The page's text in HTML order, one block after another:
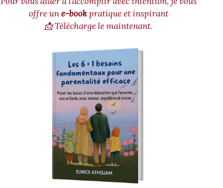
offre une-bookpratique et inspirant
📩 Télécharge le maintenant.